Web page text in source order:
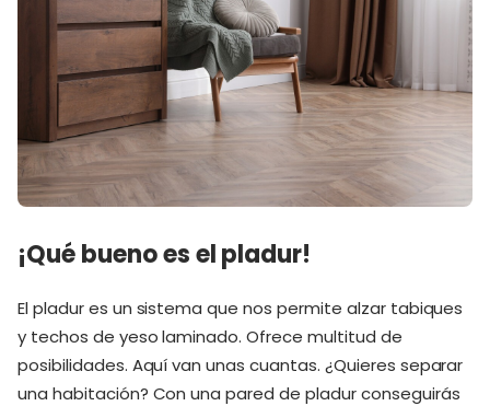
¡Qué bueno es el pladur!
El pladur es un sistema que nos permite alzar tabiques
y techos de yeso laminado. Ofrece multitud de
posibilidades. Aquí van unas cuantas. ¿Quieres separar
una habitación? Con una pared de pladur conseguirás